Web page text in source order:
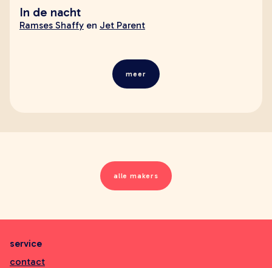
In de nacht
Ramses Shaffy en Jet Parent
meer
alle makers
service
contact